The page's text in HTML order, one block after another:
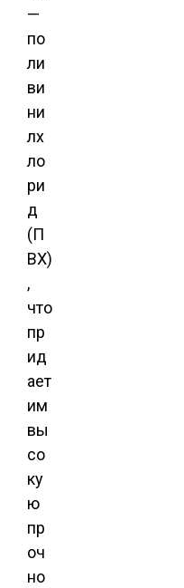
—
по
ли
ви
ни
лх
ло
ри
д
(П
ВХ)
,
что
пр
ид
ает
им
вы
со
ку
ю
пр
оч
но